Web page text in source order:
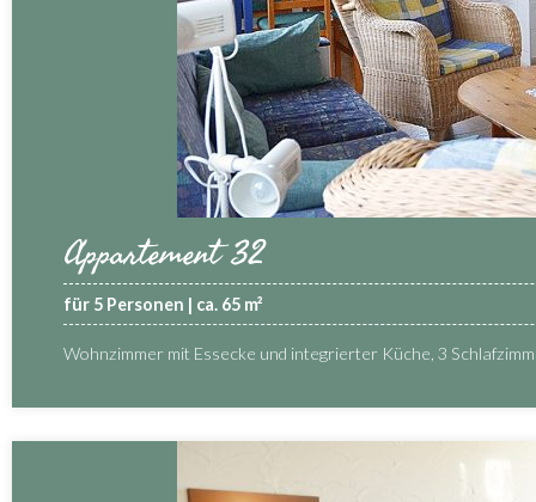
Appartement 32
für 5 Personen | ca. 65 m²
Wohnzimmer mit Essecke und integrierter Küche, 3